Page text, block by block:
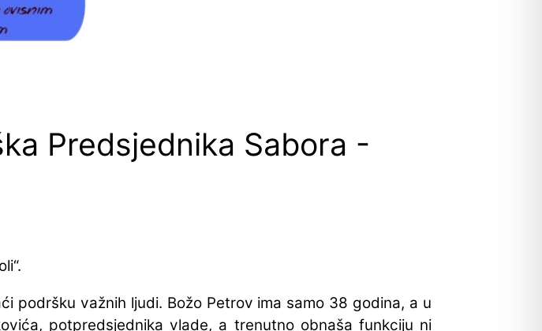
Predsjednika Sabora -
podršku važnih ljudi. Božo Petrov ima samo 38 godina, a u
potpredsjednika vlade, a trenutno obnaša funkciju ni